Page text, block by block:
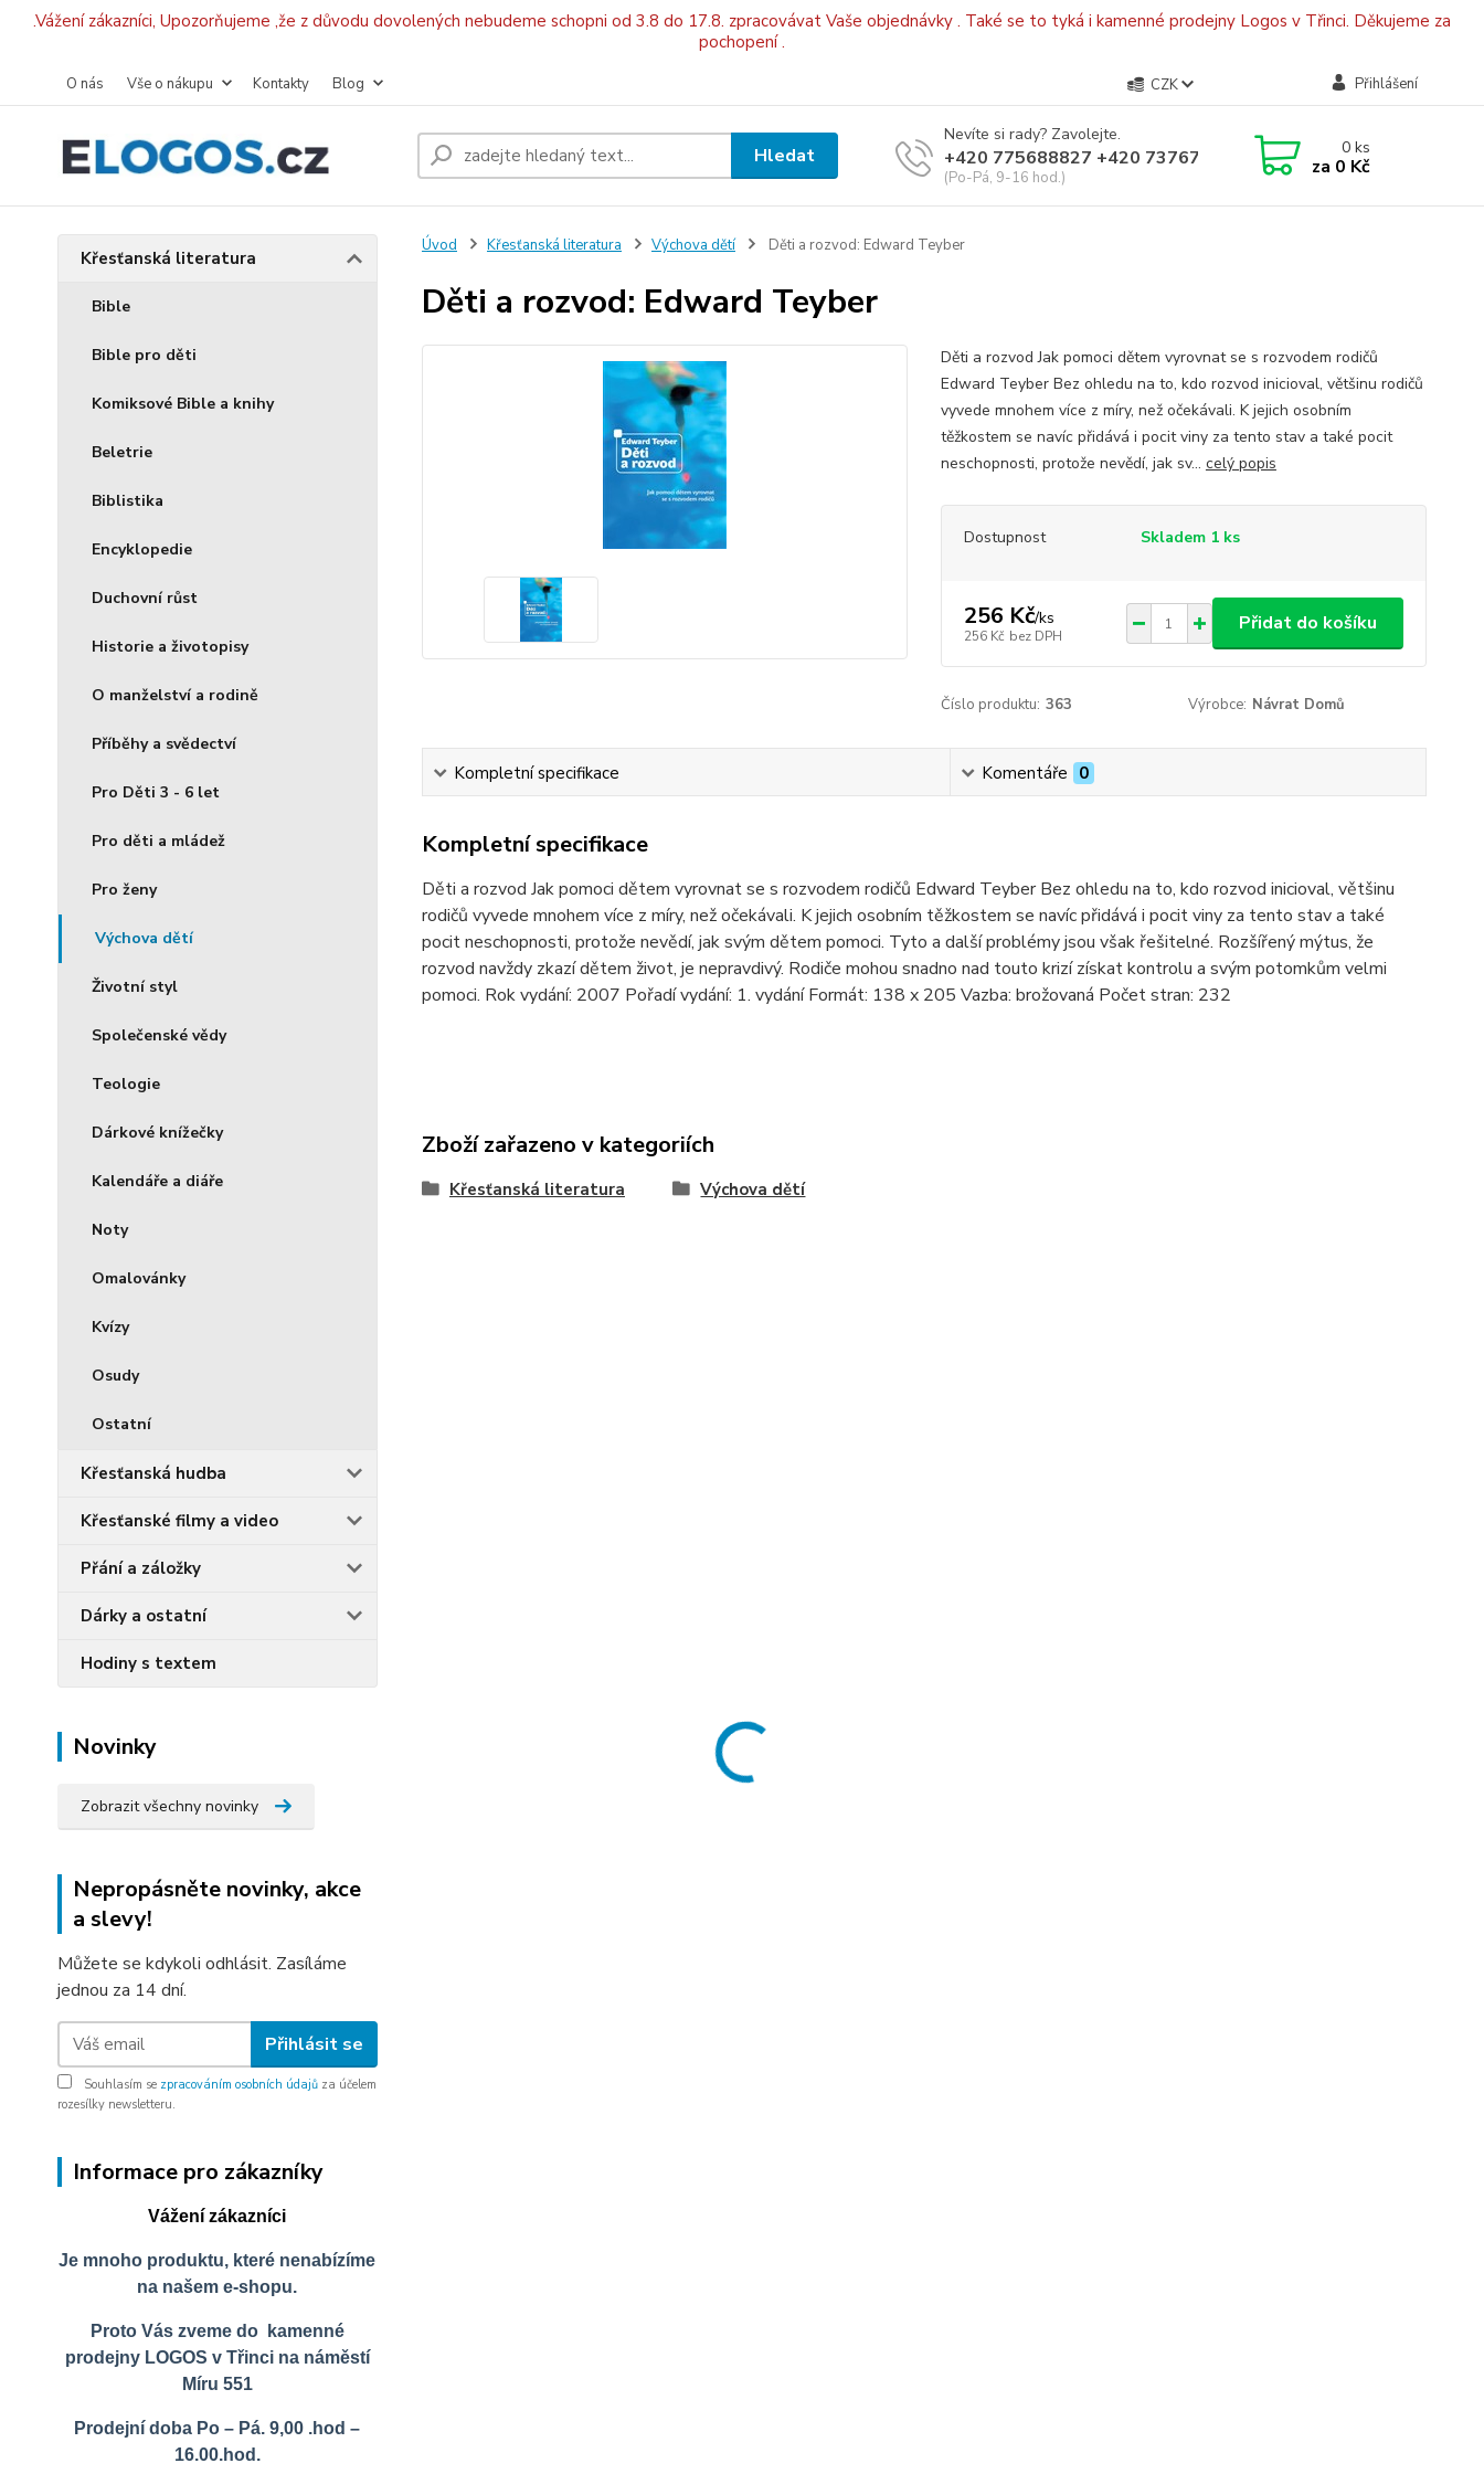
.Vážení zákazníci, Upozorňujeme ,že z důvodu dovolených nebudeme schopni od 3.8 do 17.8. zpracovávat Vaše objednávky . Také se to tyká i kamenné prodejny Logos v Třinci. Děkujeme za
pochopení .
O nás Vše o nákupu Kontakty Blog CZK Přihlášení
Hledat
Nevíte si rady? Zavolejte.
+420 775688827 +420 737670415
(Po-Pá, 9-16 hod.)
0ks
za 0 Kč
Křesťanská literatura
Bible
Bible pro děti
Komiksové Bible a knihy
Beletrie
Biblistika
Encyklopedie
Duchovní růst
Historie a životopisy
O manželství a rodině
Příběhy a svědectví
Pro Děti 3 - 6 let
Pro děti a mládež
Pro ženy
Výchova dětí
Životní styl
Společenské vědy
Teologie
Dárkové knížečky
Kalendáře a diáře
Noty
Omalovánky
Kvízy
Osudy
Ostatní
Křesťanská hudba
Křesťanské filmy a video
Přání a záložky
Dárky a ostatní
Hodiny s textem
Novinky
Zobrazit všechny novinky
Nepropásněte novinky, akce
a slevy!
Můžete se kdykoli odhlásit. Zasíláme
jednou za 14 dní.
Přihlásit se
Souhlasím se zpracováním osobních údajů za účelem
rozesílky newsletteru.
Informace pro zákazníky
Vážení zákazníci
Je mnoho produktu, které nenabízíme
na našem e-shopu.
Proto Vás zveme do kamenné
prodejny LOGOS v Třinci na náměstí
Míru 551
Prodejní doba Po – Pá. 9,00 .hod –
16.00.hod.
Úvod Křesťanská literatura Výchova dětí Děti a rozvod: Edward Teyber
Děti a rozvod: Edward Teyber
Děti a rozvod Jak pomoci dětem vyrovnat se s rozvodem rodičů
Edward Teyber Bez ohledu na to, kdo rozvod inicioval, většinu rodičů
vyvede mnohem více z míry, než očekávali. K jejich osobním
těžkostem se navíc přidává i pocit viny za tento stav a také pocit
neschopnosti, protože nevědí, jak sv... celý popis
Dostupnost Skladem 1 ks
256 Kč/ks
256 Kč bez DPH
Přidat do košíku
Číslo produktu: 363 Výrobce: Návrat Domů
Kompletní specifikace Komentáře 0
Kompletní specifikace
Děti a rozvod Jak pomoci dětem vyrovnat se s rozvodem rodičů Edward Teyber Bez ohledu na to, kdo rozvod inicioval, většinu
rodičů vyvede mnohem více z míry, než očekávali. K jejich osobním těžkostem se navíc přidává i pocit viny za tento stav a také
pocit neschopnosti, protože nevědí, jak svým dětem pomoci. Tyto a další problémy jsou však řešitelné. Rozšířený mýtus, že
rozvod navždy zkazí dětem život, je nepravdivý. Rodiče mohou snadno nad touto krizí získat kontrolu a svým potomkům velmi
pomoci. Rok vydání: 2007 Pořadí vydání: 1. vydání Formát: 138 x 205 Vazba: brožovaná Počet stran: 232
Zboží zařazeno v kategoriích
Křesťanská literatura Výchova dětí